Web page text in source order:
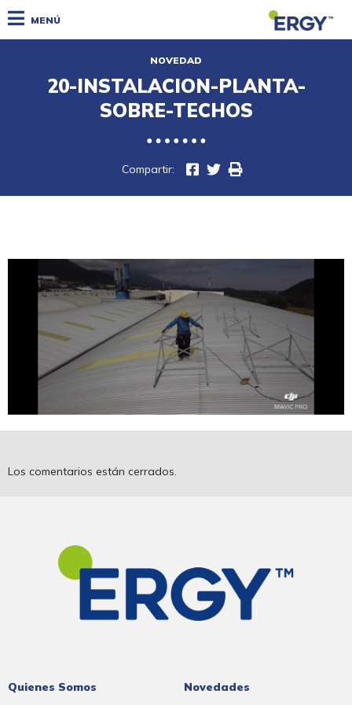
MENÚ
NOVEDAD
20-INSTALACION-PLANTA-
SOBRE-TECHOS
Compartir:
Los comentarios están cerrados.
Quienes Somos
Novedades